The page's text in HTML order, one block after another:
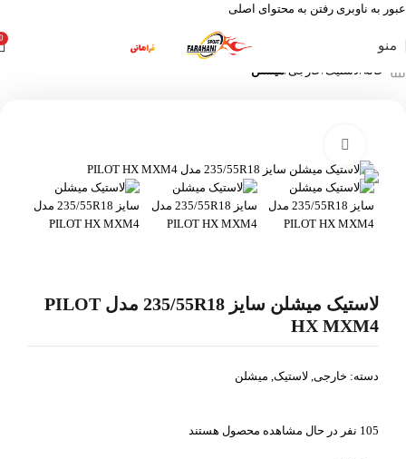
عبور به ناوبری رفتن به محتوای اصلی
منو
خانه لاستیک خارجی میشلن
لاستیک میشلن سایز 235/55R18 مدل PILOT
HX MXM4
دسته: خارجی, لاستیک, میشلن
105 نفر در حال مشاهده محصول هستند